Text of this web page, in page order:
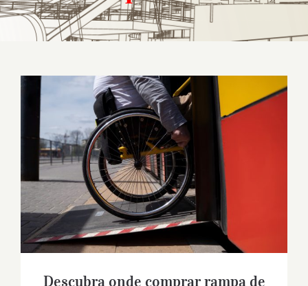
Descubra onde comprar rampa de ferro
para acessibilidade
Descubra onde comprar rampa de